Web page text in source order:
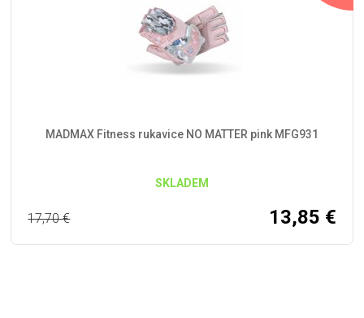
MADMAX Fitness rukavice NO MATTER pink MFG931
SKLADEM
17,70€ 13,85 €